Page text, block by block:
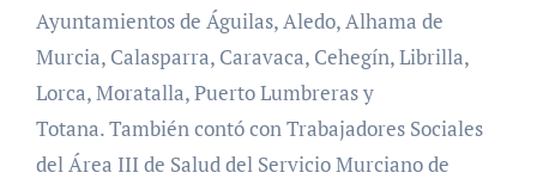
Ayuntamientos de Águilas, Aledo, Alhama de
Murcia, Calasparra, Caravaca, Cehegín, Librilla,
Lorca, Moratalla, Puerto Lumbreras y
Totana. También contó con Trabajadores Sociales
del Área III de Salud del Servicio Murciano de